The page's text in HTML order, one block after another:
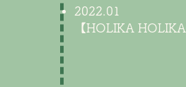
2022.01
【HOLIKA